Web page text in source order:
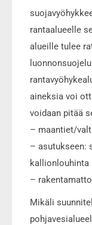
rantaalueelle
alueille tulee
aineksia voi
voidaan pitää
– maantiet/
– asutukseen:
kallionlouhinta
–
Mikäli